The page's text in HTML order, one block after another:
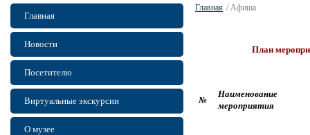
Главная
Новости
Посетителю
Виртуальные экскурсии
О музее
Главная / Афиша
План
№
Наименование
мероприятия